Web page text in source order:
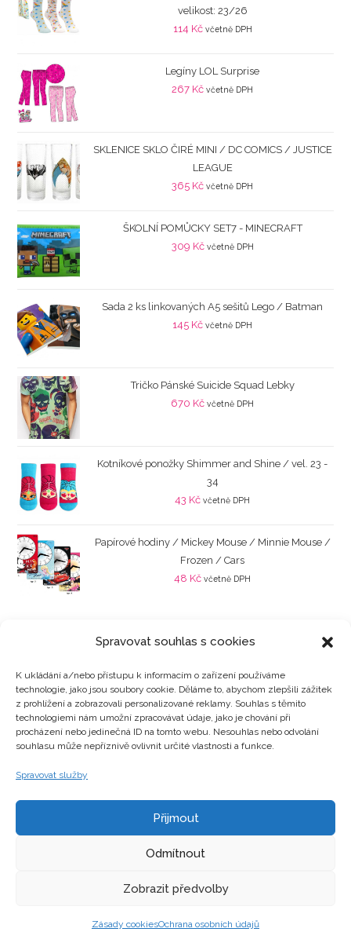
Spravovat souhlas s cookies
K ukládání a/nebo přístupu k informacím o zařízení používáme
technologie, jako jsou soubory cookie. Děláme to, abychom zlepšili zážitek
z prohlížení a zobrazovali personalizované reklamy. Souhlas s těmito
technologiemi nám umožní zpracovávat údaje, jako je chování při
procházení nebo jedinečná ID na tomto webu. Nesouhlas nebo odvolání
souhlasu může nepříznivě ovlivnit určité vlastnosti a funkce.
Spravovat služby
Přijmout
Odmítnout
Zobrazit předvolby
Zásady cookiesOchrana osobních údajů
velikost: 23/26
114 Kč včetně DPH
Legíny LOL Surprise
267 Kč včetně DPH
SKLENICE SKLO ČIRÉ MINI / DC COMICS / JUSTICE
LEAGUE
365 Kč včetně DPH
ŠKOLNÍ POMŮCKY SET7 - MINECRAFT
309 Kč včetně DPH
Sada 2 ks linkovaných A5 sešitů Lego / Batman
145 Kč včetně DPH
Tričko Pánské Suicide Squad Lebky
670 Kč včetně DPH
Kotníkové ponožky Shimmer and Shine / vel. 23 -
34
43 Kč včetně DPH
Papírové hodiny / Mickey Mouse / Minnie Mouse /
Frozen / Cars
48 Kč včetně DPH
Kategorie produktů
Zajímavosti
Copyright © hrackyzfilmu.cz Všechna práva vyhrazena.